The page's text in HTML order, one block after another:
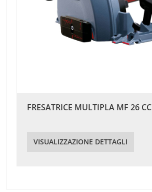
FRESATRICE MULTIPLA MF 26 CC
VISUALIZZAZIONE DETTAGLI